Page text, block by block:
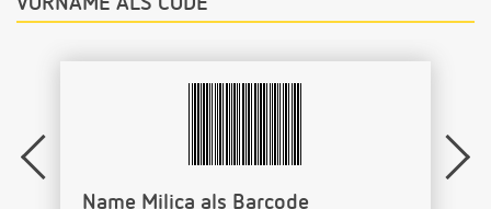
Name Milica als Barcode